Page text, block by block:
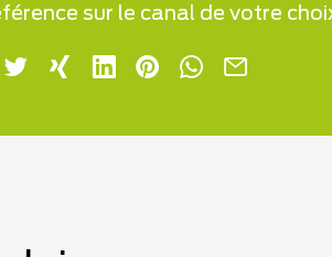
sur le canal de votre